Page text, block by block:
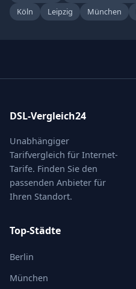
Köln
Leipzig München
DSL-Vergleich24
Unabhängiger
Tarifvergleich für Internet-
Tarife. Finden Sie den
passenden Anbieter für
Ihren Standort.
Top-Städte
Berlin
München